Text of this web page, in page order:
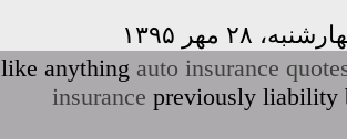
like anything auto insurance
insurance previously liability